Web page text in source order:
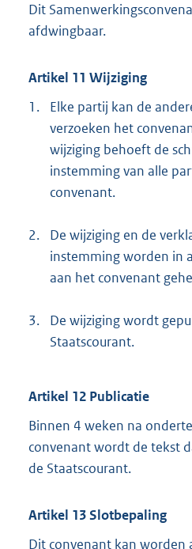
Dit
afdwingbaar.
Artikel 11 Wijziging
1.
Elke partij kan de
verzoeken het
wijziging behoeft de
instemming van alle
convenant.
2.
De wijziging en de
instemming worden in
aan het convenant
3.
De wijziging wordt
Staatscourant.
Artikel 12 Publicatie
Binnen 4 weken na
convenant wordt de tekst
de Staatscourant.
Artikel 13 Slotbepaling
Dit convenant kan worden